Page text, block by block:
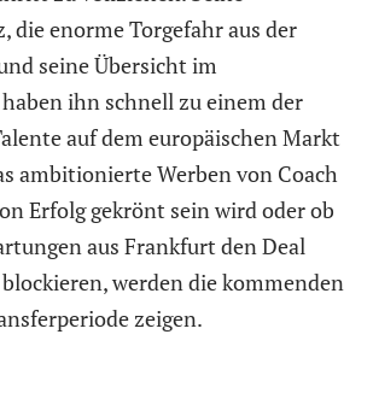
die enorme Torgefahr aus der
seine Übersicht im
ihn schnell zu einem der
auf dem europäischen Markt
ambitionierte Werben von Coach
Erfolg gekrönt sein wird oder ob
aus Frankfurt den Deal
werden die kommenden
zeigen.